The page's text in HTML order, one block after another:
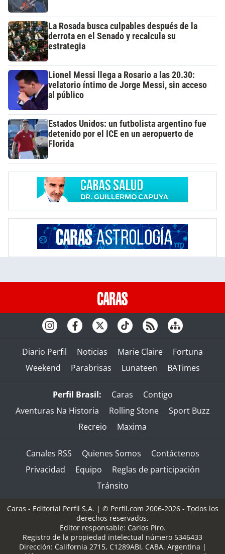
La Rosada busca culpables después de la
derrota en el Senado y recalcula su
estrategia
Lionel Messi llega a Rosario a las 20.30:
velatorio íntimo de Jorge Messi, sin acceso
al público
Estados Unidos: un futbolista argentino fue
detenido por el ICE en un aeropuerto de
Florida
Diario Perfil Noticias Marie Claire
Fortuna
Weekend
Parabrisas Lunateen BATimes
Perfil Brasil: Caras
Contigo
Aventuras Na Historia
Rolling Stone
Sport Buzz
Recreio
Maxima
Canales RSS Quienes Somos
Contáctenos
Privacidad
Equipo
Reglas de participación
Tránsito
Caras - Editorial Perfil S.A. | © Perfil.com 2006-2026 - Todos los
derechos reservados.
Editor responsable: Carlos Piro.
Registro de la propiedad intelectual número 5346433
Dirección: California 2715, C1289ABI, CABA, Argentina |